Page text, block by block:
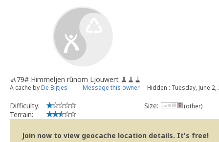
🚮79# Himmeljen rûnom Ljouwert 🧹🧹🧹
A cache byDe Bijtjes Message this owner Hidden : Tuesday, June 2,
Difficulty:
Terrain:
Size: (other)
Join now to view geocache location details. It's free!